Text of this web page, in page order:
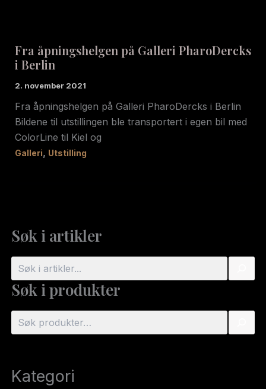
Fra åpningshelgen på Galleri PharoDercks
i Berlin
2. november 2021
Fra åpningshelgen på Galleri PharoDercks i Berlin
Bildene til utstillingen ble transportert i egen bil med
ColorLine til Kiel og
Galleri, Utstilling
Søk i artikler
S
k
Søk i produkter
S
Kategori